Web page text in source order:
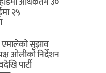
२५
एमालेको सुझाव
ओलीको निर्देशन
पार्टी